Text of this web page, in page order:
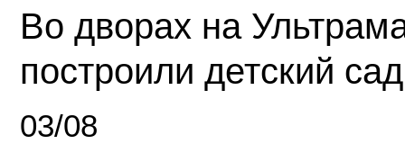
Во дворах на
построили детский сад
03/08